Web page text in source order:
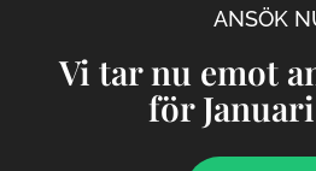
ANSÖK
Vi tar nu emot
för